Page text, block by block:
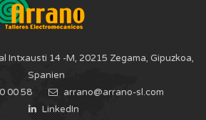
Intxausti 14 -M, 20215 Zegama, Gipuzkoa,
Spanien
00 58
arrano@arrano-sl.com
LinkedIn